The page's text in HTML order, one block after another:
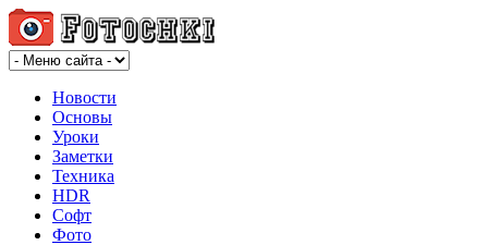
Новости
Основы
Уроки
Заметки
Техника
HDR
Софт
Фото